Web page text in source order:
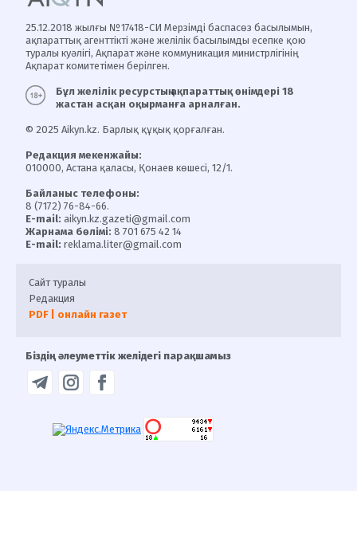
25.12.2018 жылғы №17418-СИ Мерзімді баспасөз басылымын,
ақпараттық агенттікті және желілік басылымды есепке қою
туралы куәлігі, Ақпарат және коммуникация министрлігінің
Ақпарат комитетімен берілген.
Бұл желілік ресурстың ақпараттық өнімдері 18
жастан асқан оқырманға арналған.
© 2025 Aikyn.kz. Барлық құқық қорғалған.
Редакция мекенжайы:
010000, Астана қаласы, Қонаев көшесі, 12/1.
Байланыс телефоны:
8 (7172) 76-84-66.
E-mail: aikyn.kz.gazeti@gmail.com
Жарнама бөлімі: 8 701 675 42 14
E-mail: reklama.liter@gmail.com
Сайт туралы
Редакция
PDF | онлайн газет
Біздің әлеуметтік желідегі парақшамыз